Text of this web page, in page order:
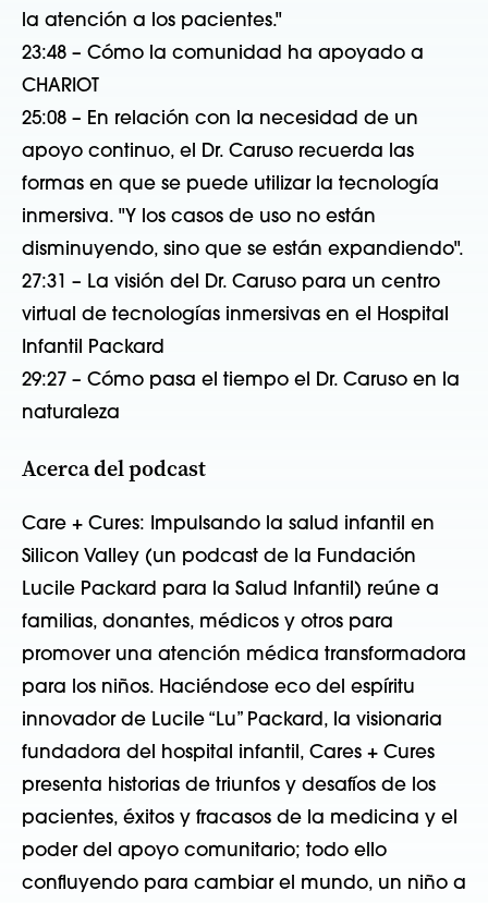
la atención a los pacientes."
23:48 – Cómo la comunidad ha apoyado a
CHARIOT
25:08 – En relación con la necesidad de un
apoyo continuo, el Dr. Caruso recuerda las
formas en que se puede utilizar la tecnología
inmersiva. "Y los casos de uso no están
disminuyendo, sino que se están expandiendo".
27:31 – La visión del Dr. Caruso para un centro
virtual de tecnologías inmersivas en el Hospital
Infantil Packard
29:27 – Cómo pasa el tiempo el Dr. Caruso en la
naturaleza
Acerca del podcast
Care + Cures: Impulsando la salud infantil en
Silicon Valley (un podcast de la Fundación
Lucile Packard para la Salud Infantil) reúne a
familias, donantes, médicos y otros para
promover una atención médica transformadora
para los niños. Haciéndose eco del espíritu
innovador de Lucile “Lu” Packard, la visionaria
fundadora del hospital infantil, Cares + Cures
presenta historias de triunfos y desafíos de los
pacientes, éxitos y fracasos de la medicina y el
poder del apoyo comunitario; todo ello
confluyendo para cambiar el mundo, un niño a